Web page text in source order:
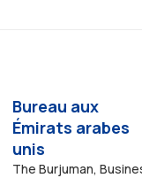
Bureau aux
Émirats arabes
unis
The Burjuman,